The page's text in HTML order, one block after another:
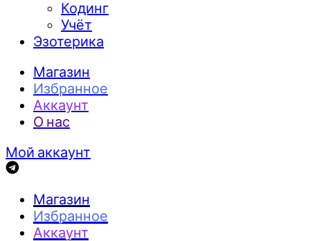
Кодинг
Учёт
Эзотерика
Магазин
Избранное
Аккаунт
О нас
Мой аккаунт
Магазин
Избранное
Аккаунт